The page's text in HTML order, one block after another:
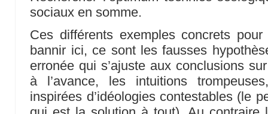
sociaux en somme.
Ces différents exemples concrets
bannir ici, ce sont les fausses
erronée qui s’ajuste aux conclusions
à l’avance, les intuitions
inspirées d’idéologies contestables (le